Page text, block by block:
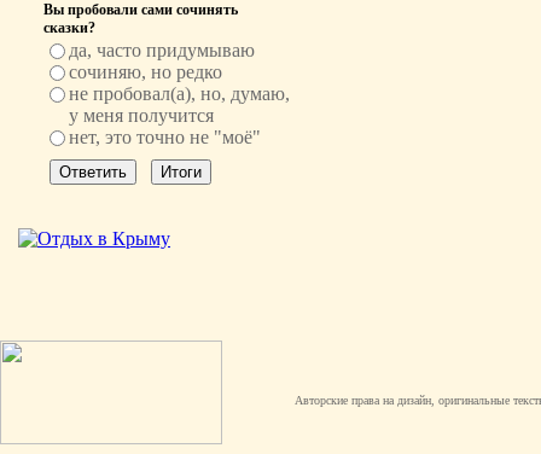
Вы пробовали сами сочинять
сказки?
да, часто придумываю
сочиняю, но редко
не пробовал(а), но, думаю,
у меня получится
нет, это точно не "моё"
Авторские права на дизайн, оригинальные